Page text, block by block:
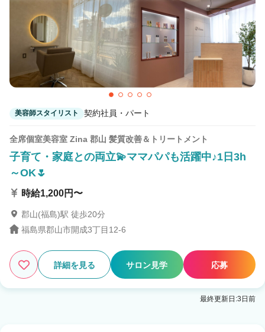
美容師スタイリスト 契約社員・パート
全席個室美容室 Zina 郡山 髪質改善＆トリートメント
子育て・家庭との両立💫ママパパも活躍中♪1日3h
～OK🌷
時給1,200円〜
郡山(福島)駅 徒歩20分
福島県郡山市開成3丁目12-6
詳細を見る サロン見学 応募
最終更新日:3日前